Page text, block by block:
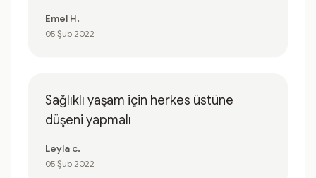
Emel H.
05 Şub 2022
Sağlıklı yaşam için herkes üstüne
düşeni yapmalı
Leyla c.
05 Şub 2022